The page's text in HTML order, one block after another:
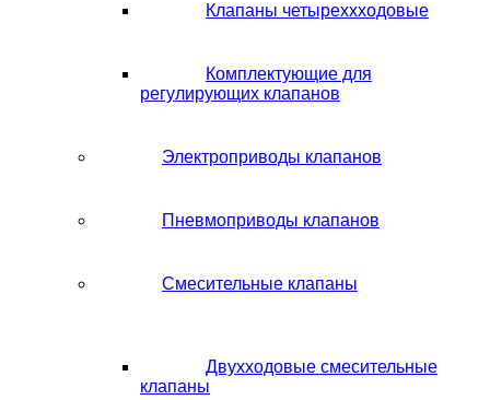
Клапаны четыреххходовые
Комплектующие для
регулирующих клапанов
Электроприводы клапанов
Пневмоприводы клапанов
Смесительные клапаны
Двухходовые смесительные
клапаны